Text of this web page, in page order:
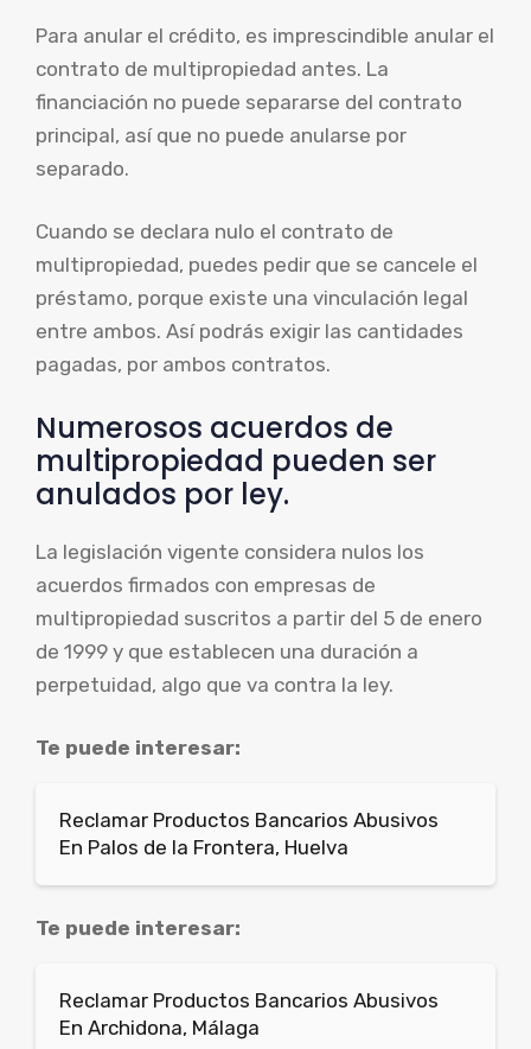
Para anular el crédito, es imprescindible anular el
contrato de multipropiedad antes. La
financiación no puede separarse del contrato
principal, así que no puede anularse por
separado.
Cuando se declara nulo el contrato de
multipropiedad, puedes pedir que se cancele el
préstamo, porque existe una vinculación legal
entre ambos. Así podrás exigir las cantidades
pagadas, por ambos contratos.
Numerosos acuerdos de
multipropiedad pueden ser
anulados por ley.
La legislación vigente considera nulos los
acuerdos firmados con empresas de
multipropiedad suscritos a partir del 5 de enero
de 1999 y que establecen una duración a
perpetuidad, algo que va contra la ley.
Te puede interesar:
Reclamar Productos Bancarios Abusivos
En Palos de la Frontera, Huelva
Te puede interesar:
Reclamar Productos Bancarios Abusivos
En Archidona, Málaga